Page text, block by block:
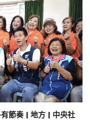
節奏 | 地方 | 中央社